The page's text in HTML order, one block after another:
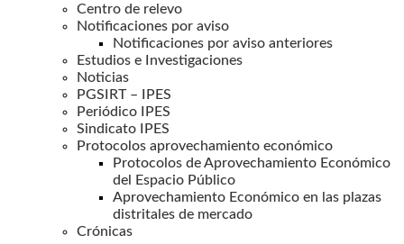
Centro de relevo
Notificaciones por aviso
Notificaciones por aviso anteriores
Estudios e Investigaciones
Noticias
PGSIRT – IPES
Periódico IPES
Sindicato IPES
Protocolos aprovechamiento económico
Protocolos de Aprovechamiento Económico
del Espacio Público
Aprovechamiento Económico en las plazas
distritales de mercado
Crónicas